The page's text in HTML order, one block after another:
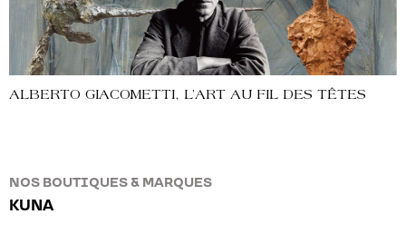
ALBERTO GIACOMETTI, L’ART AU FIL DES TÊTES
NOS BOUTIQUES & MARQUES
KUNA